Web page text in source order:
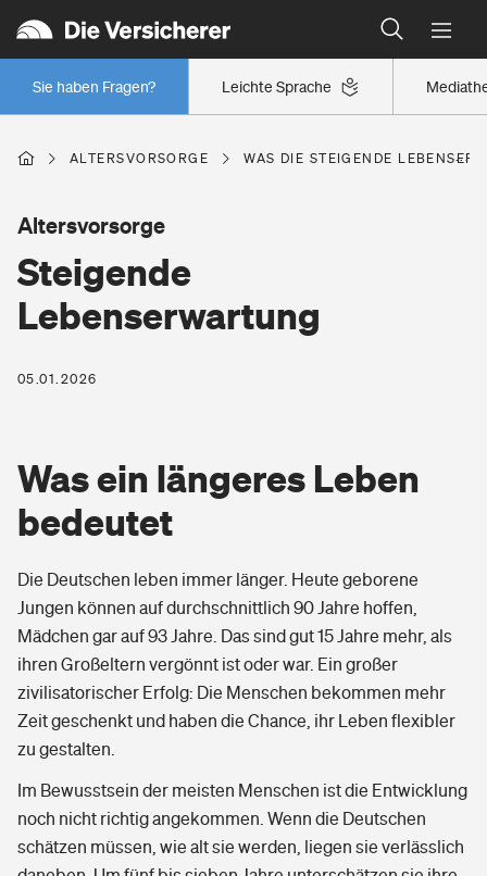
Leichte Sprache
Sie haben Fragen?
Wer versichert was: Jetzt Versicherer finden
Auto
Autoschutzbrief
Campingversicherung
Reparaturkostenversicherung
Zur Übersicht
Tools
Typklassen: So ist Ihr Auto eingestuft
Regionalklassen: So ist Ihre Region eingestuft
Wer versichert was: Jetzt Versicherer finden
Berufsunfähigkeitsversicherung
Berufshaftpflichtversicherung
Tools
Rentenrechner: Wie viel Geld bekomme ich im Alter?
Sie haben Fragen?
Wohnen
Wohngebäudeversicherung
Elementarversicherung
Wärmepumpen versichern
Glasversicherung
Vermieterrrechtsschutz
Restkreditversicherung
Freizeit
Pri­vate Haft­pflicht­
Rechts­schutz­ver­si­che­rung
Fahrradversicherung
Unfallversicherung
Kinderunfall­ver­si­che­rung
Kinderinvalidität
Reiseversicherung
Hundehalter-Haftpflicht
Gesundheit
Zahnzusatzversicherung
Dread-Disease-Versicherung
Tierkrankenversicherung
Tools
ALTERSVORSORGE WAS DIE STEIGENDE
Steigende
Lebenserwartung
Altersvorsorge
05.01.2026
Was ein längeres Leben
bedeutet
Die Deutschen leben immer länger. Heute geborene
Jungen können auf durchschnittlich 90 Jahre hoffen,
Mädchen gar auf 93 Jahre. Das sind gut 15 Jahre mehr, als
ihren Großeltern vergönnt ist oder war. Ein großer
zivilisatorischer Erfolg: Die Menschen bekommen mehr
Zeit geschenkt und haben die Chance, ihr Leben flexibler
zu gestalten.
Im Bewusstsein der meisten Menschen ist die Entwicklung
noch nicht richtig angekommen. Wenn die Deutschen
schätzen müssen, wie alt sie werden, liegen sie verlässlich